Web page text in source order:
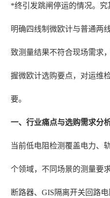
*终引发跳闸停运的情况。
明确四线制微欧计与普通两
致测量结果不符合现场需求
握微欧计选购要点，对运维
要。
一、行业痛点与选购需求分
当前低电阻检测覆盖电力、
个领域，不同场景的测量要
断路器、GIS隔离开关回路